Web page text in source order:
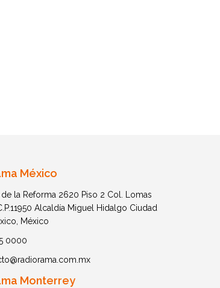
México
de la Reforma 2620 Piso 2 Col. Lomas
Alcaldía Miguel Hidalgo Ciudad
México
0000
Monterrey